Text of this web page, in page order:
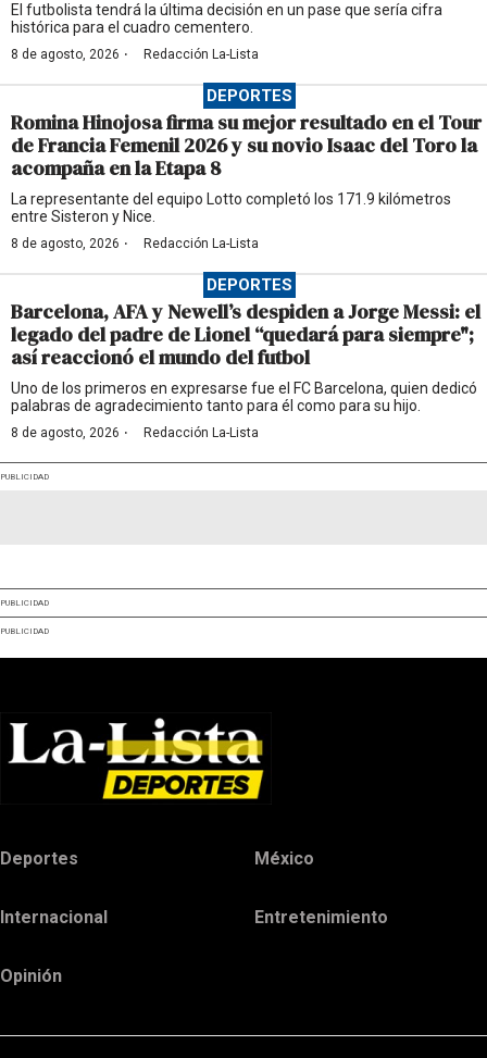
El futbolista tendrá la última decisión en un pase que sería cifra
histórica para el cuadro cementero.
8 de agosto, 2026 · Redacción La-Lista
DEPORTES
Romina Hinojosa firma su mejor resultado en el Tour
de Francia Femenil 2026 y su novio Isaac del Toro la
acompaña en la Etapa 8
La representante del equipo Lotto completó los 171.9 kilómetros
entre Sisteron y Nice.
8 de agosto, 2026 · Redacción La-Lista
DEPORTES
Barcelona, AFA y Newell’s despiden a Jorge Messi: el
legado del padre de Lionel “quedará para siempre";
así reaccionó el mundo del futbol
Uno de los primeros en expresarse fue el FC Barcelona, quien dedicó
palabras de agradecimiento tanto para él como para su hijo.
8 de agosto, 2026 · Redacción La-Lista
PUBLICIDAD
PUBLICIDAD
PUBLICIDAD
Deportes México
Internacional Entretenimiento
Opinión